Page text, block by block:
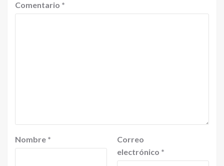
Comentario *
Nombre *
Correo
electrónico *